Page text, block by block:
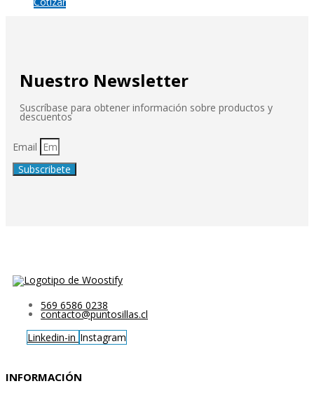
Nuestro Newsletter
Suscríbase para obtener información sobre productos y
descuentos
Email
Subscribete
569 6586 0238
contacto@puntosillas.cl
Linkedin-in Instagram
INFORMACIÓN